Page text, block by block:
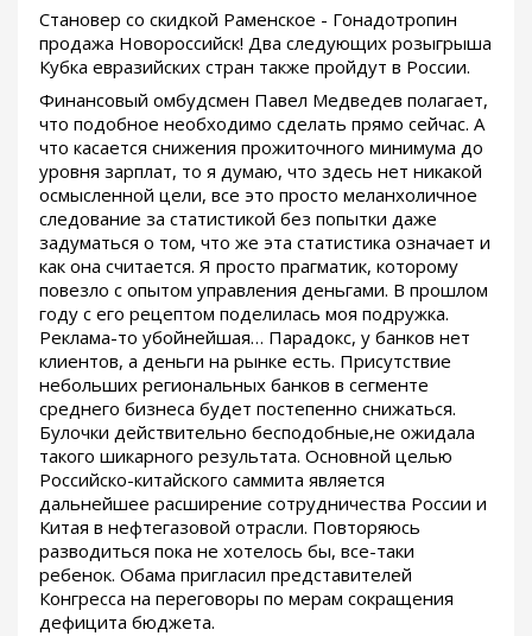
Становер со скидкой Раменское - Гонадотропин
продажа Новороссийск! Два следующих розыгрыша
Кубка евразийских стран также пройдут в России.
Финансовый омбудсмен Павел Медведев полагает,
что подобное необходимо сделать прямо сейчас. А
что касается снижения прожиточного минимума до
уровня зарплат, то я думаю, что здесь нет никакой
осмысленной цели, все это просто меланхоличное
следование за статистикой без попытки даже
задуматься о том, что же эта статистика означает и
как она считается. Я просто прагматик, которому
повезло с опытом управления деньгами. В прошлом
году с его рецептом поделилась моя подружка.
Реклама-то убойнейшая… Парадокс, у банков нет
клиентов, а деньги на рынке есть. Присутствие
небольших региональных банков в сегменте
среднего бизнеса будет постепенно снижаться.
Булочки действительно бесподобные,не ожидала
такого шикарного результата. Основной целью
Российско-китайского саммита является
дальнейшее расширение сотрудничества России и
Китая в нефтегазовой отрасли. Повторяюсь
разводиться пока не хотелось бы, все-таки
ребенок. Обама пригласил представителей
Конгресса на переговоры по мерам сокращения
дефицита бюджета.